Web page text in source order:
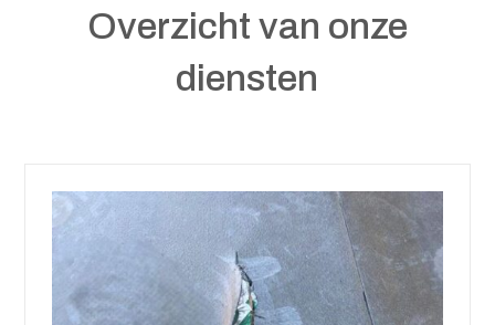
Overzicht van onze
diensten